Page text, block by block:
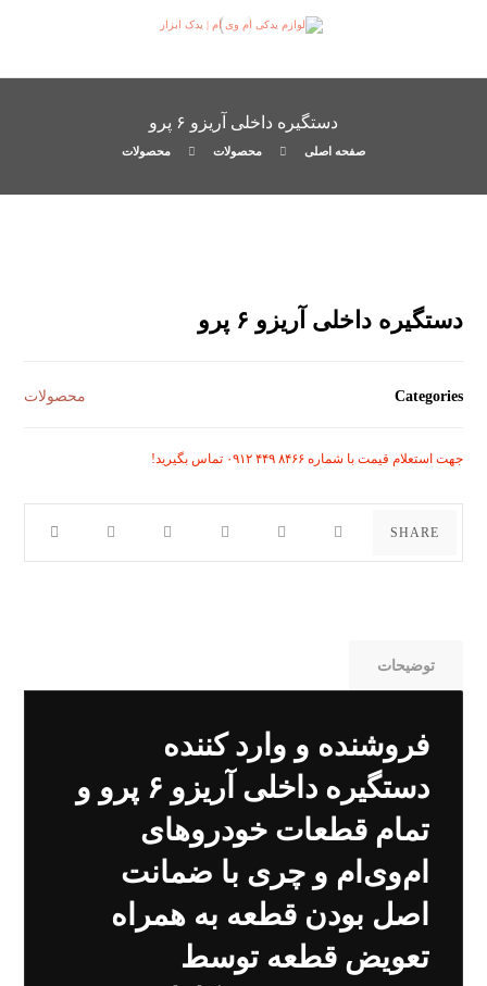
دستگیره داخلی آریزو ۶ پرو
صفحه اصلی محصولات محصولات
دستگیره داخلی آریزو ۶ پرو
Categories محصولات
جهت استعلام قیمت با شماره ۸۴۶۶ ۴۴۹ ۰۹۱۲ تماس بگیرید!
توضیحات
فروشنده و وارد کننده
دستگیره داخلی آریزو ۶ پرو و
تمام قطعات خودروهای
ام‌وی‌ام و چری با ضمانت
اصل بودن قطعه به همراه
تعویض قطعه توسط